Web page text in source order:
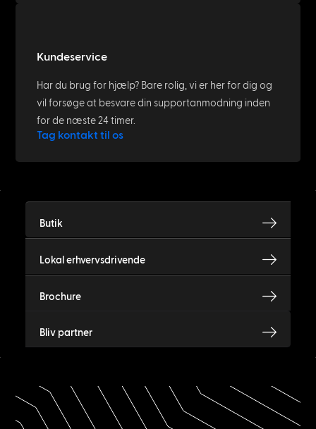
Kundeservice
Har du brug for hjælp? Bare rolig, vi er her for dig og
vil forsøge at besvare din supportanmodning inden
for de næste 24 timer.
Tag kontakt til os
Butik
Lokal erhvervsdrivende
Brochure
Bliv partner